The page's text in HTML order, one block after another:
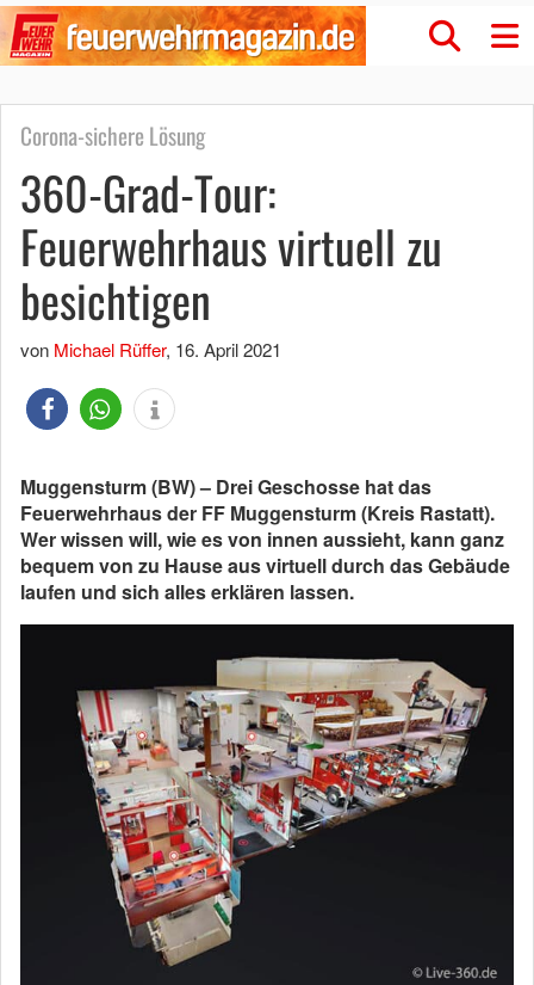
Corona-sichere Lösung
360-Grad-Tour:
Feuerwehrhaus virtuell zu
besichtigen
von Michael Rüffer, 16. April 2021
Muggensturm (BW) – Drei Geschosse hat das
Feuerwehrhaus der FF Muggensturm (Kreis Rastatt).
Wer wissen will, wie es von innen aussieht, kann ganz
bequem von zu Hause aus virtuell durch das Gebäude
laufen und sich alles erklären lassen.